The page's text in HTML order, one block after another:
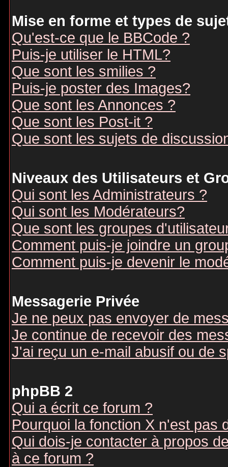
Mise en forme et types de
Qu'est-ce que le BBCode ?
Puis-je utiliser le HTML?
Que sont les smilies ?
Puis-je poster des Images?
Que sont les Annonces ?
Que sont les Post-it ?
Que sont les sujets de
Niveaux des Utilisateurs et
Qui sont les Administrateurs ?
Qui sont les Modérateurs?
Que sont les groupes
Comment puis-je joindre un
Comment puis-je devenir le
Messagerie Privée
Je ne peux pas envoyer de
Je continue de recevoir des
J'ai reçu un e-mail abusif ou de
phpBB 2
Qui a écrit ce forum ?
Pourquoi la fonction X n'est pas
Qui dois-je contacter à propos
à ce forum ?